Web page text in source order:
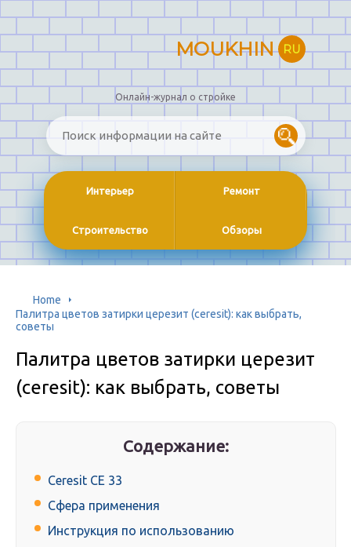
MOUKHIN RU
Онлайн-журнал о стройке
Интерьер Ремонт
Строительство Обзоры
Home
Палитра цветов затирки церезит (ceresit): как выбрать,
советы
Палитра цветов затирки церезит
(ceresit): как выбрать, советы
Содержание:
Ceresit CE 33
Сфера применения
Инструкция по использованию